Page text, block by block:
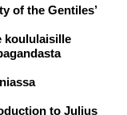
of the Gentiles’
koululaisille
to Julius